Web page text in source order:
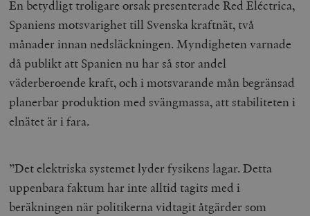
En betydligt troligare orsak presenterade Red Eléctrica,
Spaniens motsvarighet till Svenska kraftnät, två
månader innan nedsläckningen. Myndigheten varnade
då publikt att Spanien nu har så stor andel
väderberoende kraft, och i motsvarande mån begränsad
planerbar produktion med svängmassa, att stabiliteten i
elnätet är i fara.
”Det elektriska systemet lyder fysikens lagar. Detta
uppenbara faktum har inte alltid tagits med i
beräkningen när politikerna vidtagit åtgärder som